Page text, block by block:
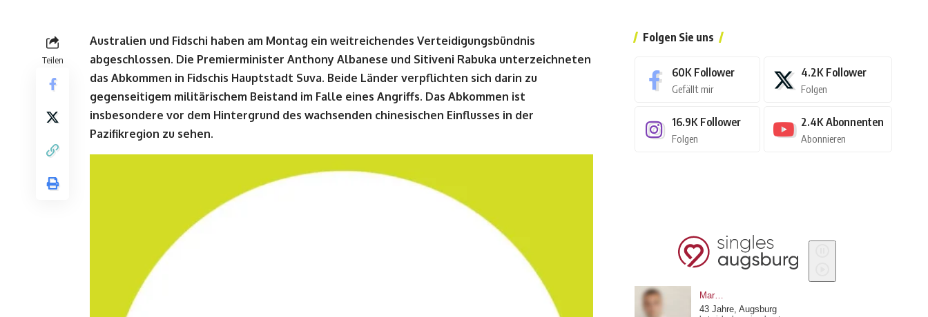
Teilen
Australien und Fidschi haben am Montag ein weitreichendes Verteidigungsbündnis
abgeschlossen. Die Premierminister Anthony Albanese und Sitiveni Rabuka unterzeichneten
das Abkommen in Fidschis Hauptstadt Suva. Beide Länder verpflichten sich darin zu
gegenseitigem militärischem Beistand im Falle eines Angriffs. Das Abkommen ist
insbesondere vor dem Hintergrund des wachsenden chinesischen Einflusses in der
Pazifikregion zu sehen.
Folgen Sie uns
60K Follower
Gefällt mir
4.2K Follower
Folgen
16.9K Follower
Folgen
2.4K Abonnenten
Abonnieren